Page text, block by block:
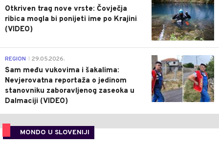
Otkriven trag nove vrste: Čovječja
ribica mogla bi ponijeti ime po Krajini
(VIDEO)
0
REGION 29.05.2026.
Sam među vukovima i šakalima:
Nevjerovatna reportaža o jedinom
stanovniku zaboravljenog zaseoka u
Dalmaciji (VIDEO)
MONDO U SLOVENIJI